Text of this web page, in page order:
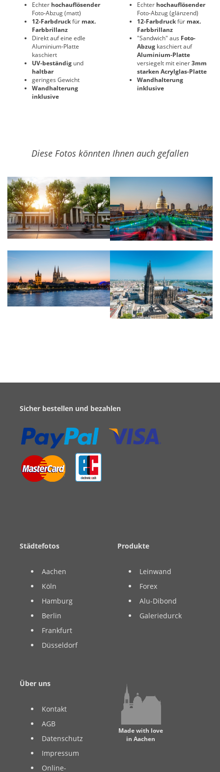
Echter hochauflösender
Foto-Abzug (matt)
12-Farbdruckfür max.
Farbbrillanz
Direkt auf eine edle
Aluminium-Platte
kaschiert
UV-beständig und
haltbar
geringes Gewicht
Wandhalterung
inklusive
Echter hochauflösender
Foto-Abzug (glänzend)
12-Farbdruckfür max.
Farbbrillanz
"Sandwich" aus Foto-
Abzug kaschiert auf
Aluminium-Platte
versiegelt mit einer3mm
starken Acrylglas-Platte
Wandhalterung
inklusive
Diese Fotos könnten Ihnen auch gefallen
Sicher bestellen und bezahlen
Städtefotos
Aachen
Köln
Hamburg
Berlin
Frankfurt
Düsseldorf
Produkte
Leinwand
Forex
Alu-Dibond
Galeriedurck
Über uns
Kontakt
AGB
Datenschutz
Impressum
Online-
Made with love
in Aachen